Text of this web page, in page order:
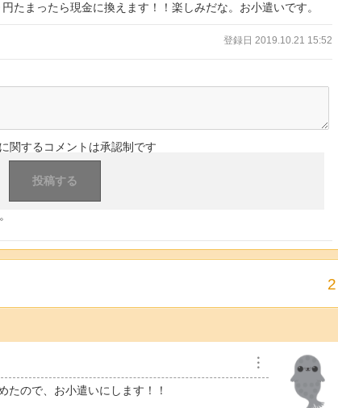
たまったら現金に換えます！！楽しみだな。お小遣いです。
登録日 2019.10.21 15:52
関するコメントは承認制です
2
︙
たので、お小遣いにします！！